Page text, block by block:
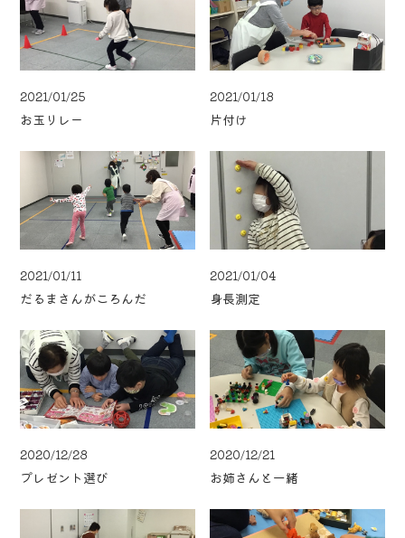
お玉リレー
2021/01/25
片付け
2021/01/18
だるまさんがころんだ
2021/01/11
身長測定
2021/01/04
プレゼント選び
2020/12/28
お姉さんと一緒
2020/12/21